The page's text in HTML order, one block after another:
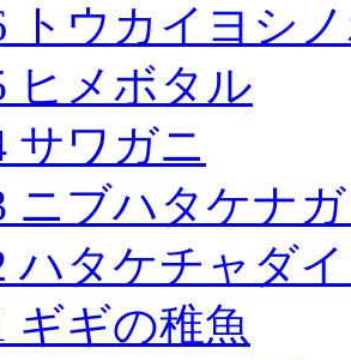
トウカイヨシ
ヒメボタル
サワガニ
ニブハタケナ
ハタケチャダ
ギギの稚魚